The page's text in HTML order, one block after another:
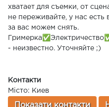
хватает для съемки, от
не переживайте, у нас
за вас можем снять.
- неизвестно. Уточняйте ;)
Контакти
Місто: Киев
Показати контакти